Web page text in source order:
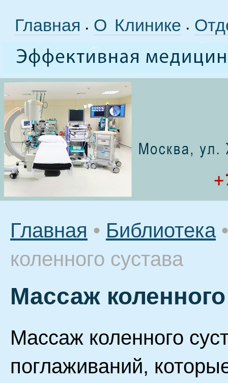
Главная • О Клинике •
Главная • Библиотека •
коленного сустава
Массаж
Массаж коленного
поглаживаний,